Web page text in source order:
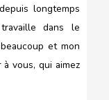
longtemps
dans le
et mon
vous, qui aimez